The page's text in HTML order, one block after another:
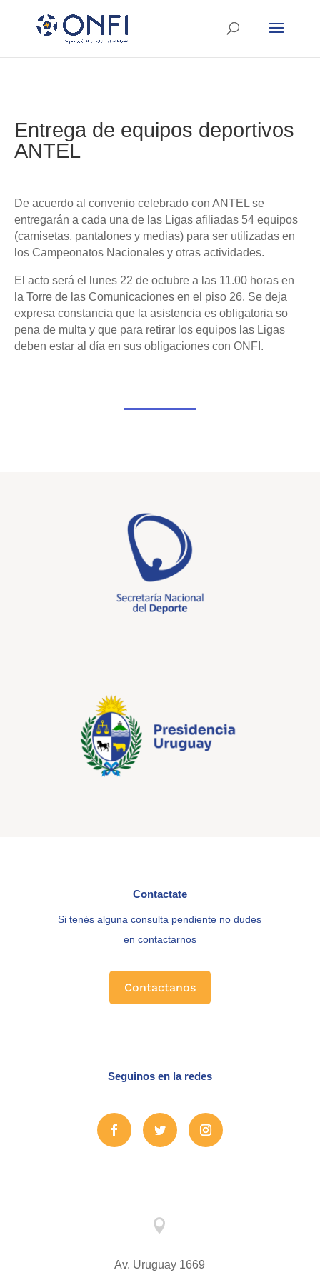
Entrega de equipos deportivos
ANTEL
De acuerdo al convenio celebrado con ANTEL se
entregarán a cada una de las Ligas afiliadas 54 equipos
(camisetas, pantalones y medias) para ser utilizadas en
los Campeonatos Nacionales y otras actividades.
El acto será el lunes 22 de octubre a las 11.00 horas en
la Torre de las Comunicaciones en el piso 26. Se deja
expresa constancia que la asistencia es obligatoria so
pena de multa y que para retirar los equipos las Ligas
deben estar al día en sus obligaciones con ONFI.
Contactate
Si tenés alguna consulta pendiente no dudes
en contactarnos
Contactanos
Seguinos en la redes

Av. Uruguay 1669